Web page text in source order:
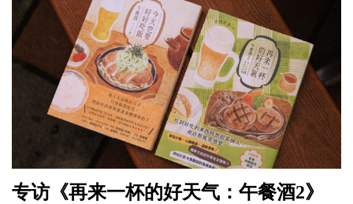
专访《再来一杯的好天气：午餐酒2》